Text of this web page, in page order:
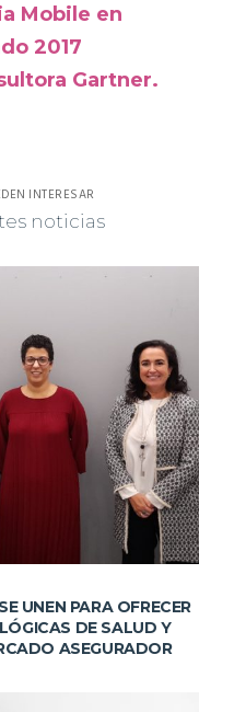
Mobile en
2017
Gartner.
INTERESAR
noticias
UNEN PARA OFRECER
DE SALUD Y
ASEGURADOR